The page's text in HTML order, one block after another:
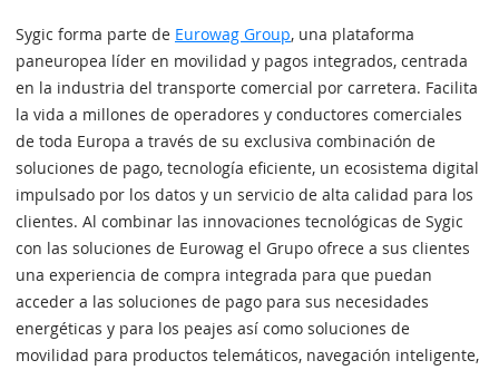
Sygic forma parte de Eurowag Group, una plataforma
paneuropea líder en movilidad y pagos integrados, centrada
en la industria del transporte comercial por carretera. Facilita
la vida a millones de operadores y conductores comerciales
de toda Europa a través de su exclusiva combinación de
soluciones de pago, tecnología eficiente, un ecosistema digital
impulsado por los datos y un servicio de alta calidad para los
clientes. Al combinar las innovaciones tecnológicas de Sygic
con las soluciones de Eurowag el Grupo ofrece a sus clientes
una experiencia de compra integrada para que puedan
acceder a las soluciones de pago para sus necesidades
energéticas y para los peajes así como soluciones de
movilidad para productos telemáticos, navegación inteligente,